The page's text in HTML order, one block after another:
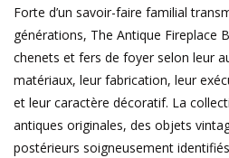
Forte d’un savoir-faire familial
générations, The Antique Fireplace
chenets et fers de foyer selon leur
matériaux, leur fabrication, leur
et leur caractère décoratif. La
antiques originales, des objets
postérieurs soigneusement